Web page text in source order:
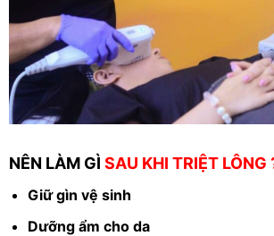
NÊN LÀM GÌ SAU KHI TRIỆT LÔNG
Giữ gìn vệ sinh
Dưỡng ẩm cho da